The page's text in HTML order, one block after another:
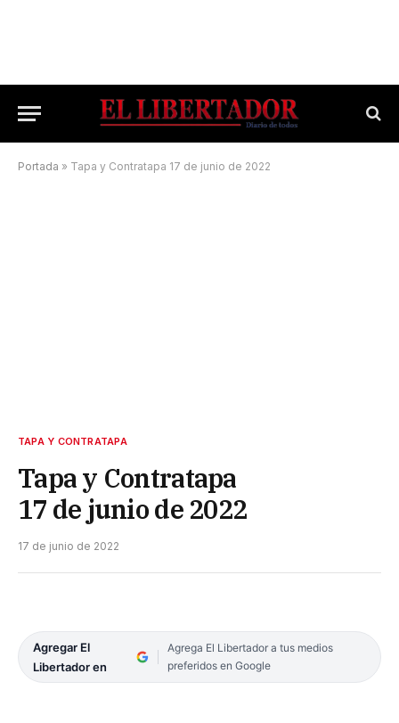
Portada » Tapa y Contratapa 17 de junio de 2022
TAPA Y CONTRATAPA
Tapa y Contratapa
17 de junio de 2022
17 de junio de 2022
Agregar El
Libertador en
Agrega El Libertador a tus medios
preferidos en Google